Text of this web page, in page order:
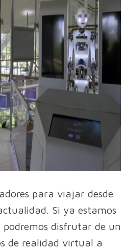
para viajar desde
Si ya estamos
disfrutar de un
de realidad virtual a